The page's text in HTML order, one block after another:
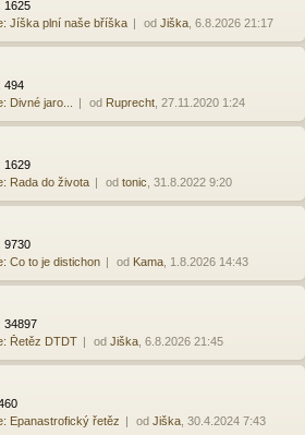
1625
Jíška plní naše bříška od Jiška , 6.8.2026 21:17
494
Divné jaro... od Ruprecht , 27.11.2020 1:24
1629
Rada do života od tonic , 31.8.2022 9:20
9730
Co to je distichon od Kama , 1.8.2026 14:43
34897
Řetěz DTDT od Jiška , 6.8.2026 21:45
Epanastrofický řetěz od Jiška , 30.4.2024 7:43